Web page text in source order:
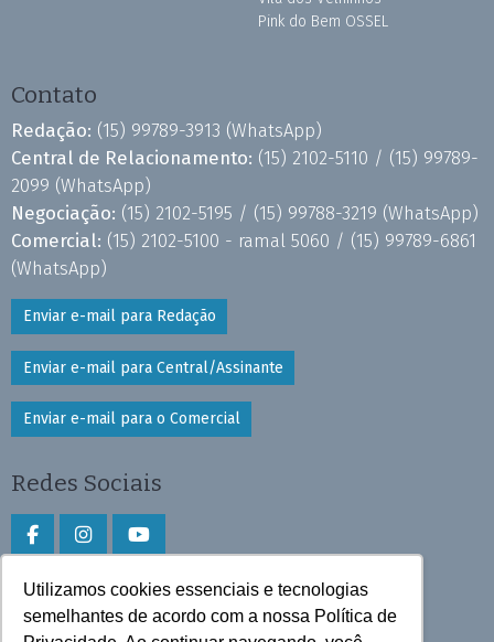
Utilizamos cookies essenciais e tecnologias
semelhantes de acordo com a nossa Política de
Pink do Bem OSSEL
Contato
Redação: (15) 99789-3913 (WhatsApp)
Central de Relacionamento: (15) 2102-5110 / (15) 99789-
2099 (WhatsApp)
Negociação: (15) 2102-5195 / (15) 99788-3219 (WhatsApp)
Comercial: (15) 2102-5100 - ramal 5060 / (15) 99789-6861
(WhatsApp)
Enviar e-mail para Redação
Enviar e-mail para Central/Assinante
Enviar e-mail para o Comercial
Redes Sociais
Faça download do aplicativo